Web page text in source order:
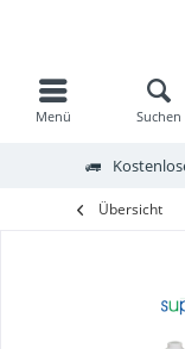
Menü Suchen
Übersicht